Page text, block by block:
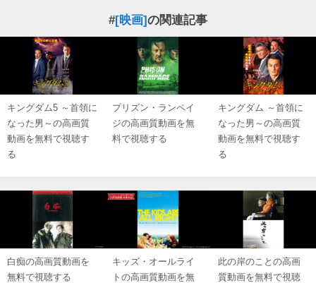
#[映画]の関連記事
キングダム5 ～首領に
なった男～の高画質
動画を無料で視聴す
る
プリズン・ランペイ
ジの高画質動画を無
料で視聴する
キングダム ～首領に
なった男～の高画質
動画を無料で視聴す
る
白痴の高画質動画を
無料で視聴する
キッズ・オールライ
トの高画質動画を無
此の岸のことの高画
質動画を無料で視聴